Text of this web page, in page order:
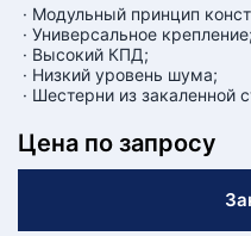
· Модульный принцип
· Универсальное крепление;
· Высокий КПД;
· Низкий уровень шума;
· Шестерни из закаленной
Цена по запросу